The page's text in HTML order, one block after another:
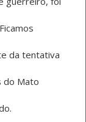
da tentativa
do Mato